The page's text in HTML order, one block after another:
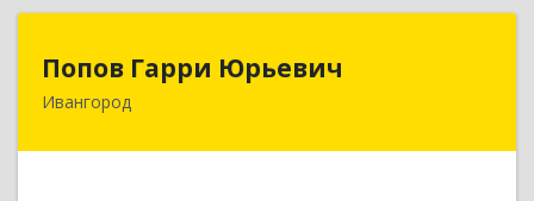
Попов Гарри Юрьевич
Ивангород